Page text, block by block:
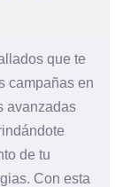
que te
campañas en
avanzadas
de tu
Con esta